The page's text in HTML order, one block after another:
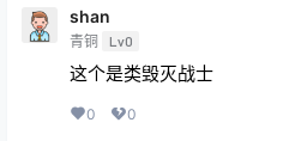
3900089
青铜 Lv0
666666666
0 0